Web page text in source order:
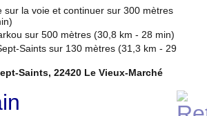
sur la voie et continuer sur 300 mètres
sur 500 mètres (30,8 km - 28 min)
Saints sur 130 mètres (31,3 km - 29
Saints, 22420 Le Vieux-Marché